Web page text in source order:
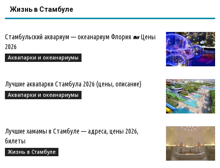
Жизнь в Стамбуле
Стамбульский аквариум — океанариум Флория 🐋 Цены
2026
Аквапарки и океанариумы
Лучшие аквапарки Стамбула 2026 (цены, описание)
Аквапарки и океанариумы
Лучшие хамамы в Стамбуле — адреса, цены 2026,
билеты
Жизнь в Стамбуле